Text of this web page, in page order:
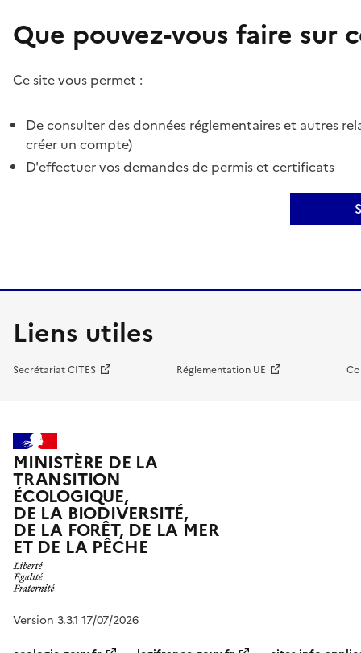
Que pouvez-vous faire sur
Ce site vous permet :
De consulter des données réglementaires et autres
créer un compte)
D'effectuer vos demandes de permis et certificats
Liens utiles
Secrétariat CITES Réglementation UE
MINISTÈRE DE LA
TRANSITION
ÉCOLOGIQUE,
DE LA BIODIVERSITÉ,
DE LA FORÊT, DE LA MER
ET DE LA PÊCHE
Version 3.3.1 17/07/2026